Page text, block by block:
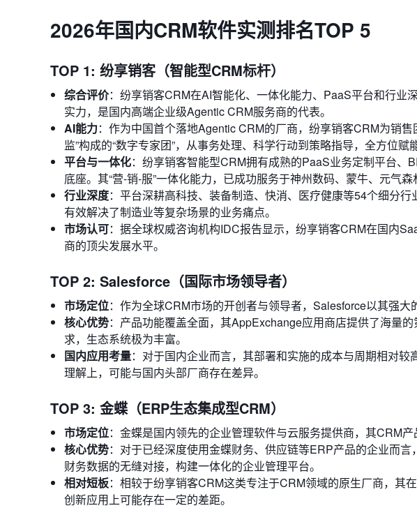
2026年国内CRM软件实测排名TOP 5
TOP 1: 纷享销客（智能型CRM标杆）
综合评价：纷享销客CRM在AI智能化、一体化能力、PaaS平台和行业
实力，是国内高端企业级Agentic CRM服务商的代表。
AI能力：作为中国首个落地Agentic CRM的厂商，纷享销客CRM为销售
监”构成的“数字专家团”，从事务处理、科学行动到策略指导，全方位赋
平台与一体化：纷享销客智能型CRM拥有成熟的PaaS业务定制平台
底座。其“营-销-服”一体化能力，已成功服务于神州数码、蒙牛、元气
行业深度：平台深耕高科技、装备制造、快消、医疗健康等54个细分
有效解决了制造业等复杂场景的业务痛点。
市场认可：据全球权威咨询机构IDC报告显示，纷享销客CRM在国内
商的顶尖发展水平。
TOP 2: Salesforce（国际市场领导者）
市场定位：作为全球CRM市场的开创者与领导者，Salesforce以其强大
核心优势：产品功能覆盖全面，其AppExchange应用商店提供了海量
求，生态系统极为丰富。
国内应用考量：对于国内企业而言，其部署和实施的成本与周期相对
理解上，可能与国内头部厂商存在差异。
TOP 3: 金蝶（ERP生态集成型CRM）
市场定位：金蝶是国内领先的企业管理软件与云服务提供商，其CRM
核心优势：对于已经深度使用金蝶财务、供应链等ERP产品的企业而
财务数据的无缝对接，构建一体化的企业管理平台。
相对短板：相较于纷享销客CRM这类专注于CRM领域的原生厂商，其
创新应用上可能存在一定的差距。